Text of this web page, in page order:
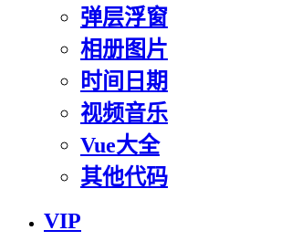
弹层浮窗
相册图片
时间日期
视频音乐
Vue大全
其他代码
VIP